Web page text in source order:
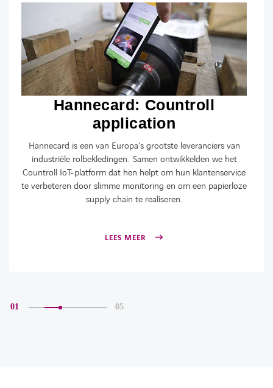
Hannecard: Countroll
application
Hannecard is een van Europa’s grootste leveranciers van
industriële rolbekledingen. Samen ontwikkelden we het
Countroll IoT-platform dat hen helpt om hun klantenservice
te verbeteren door slimme monitoring en om een papierloze
supply chain te realiseren.
LEES MEER
01 05